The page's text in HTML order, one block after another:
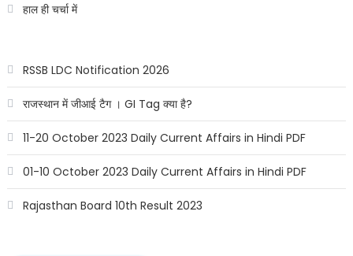
हाल ही चर्चा में
RSSB LDC Notification 2026
राजस्थान में जीआई टैग । GI Tag क्या है?
11-20 October 2023 Daily Current Affairs in Hindi PDF
01-10 October 2023 Daily Current Affairs in Hindi PDF
Rajasthan Board 10th Result 2023